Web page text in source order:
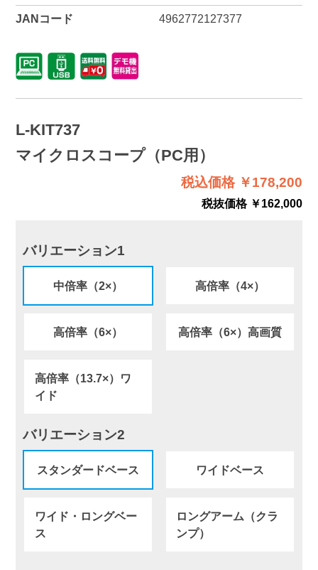
JANコード 4962772127377
L-KIT737
マイクロスコープ（PC用）
税込価格 ￥178,200
税抜価格 ￥162,000
バリエーション1
中倍率（2×） 高倍率（4×）
高倍率（6×） 高倍率（6×）高画質
高倍率（13.7×）ワ
イド
バリエーション2
スタンダードベース ワイドベース
ワイド・ロングベー
ス
ロングアーム（クラ
ンプ）